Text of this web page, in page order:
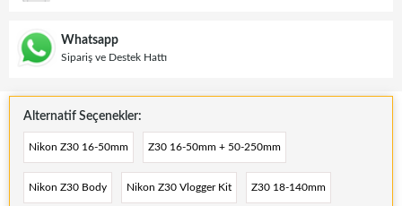
Whatsapp
Sipariş ve Destek Hattı
Alternatif Seçenekler:
Nikon Z30 16-50mm Z30 16-50mm + 50-250mm
Nikon Z30 Body Nikon Z30 Vlogger Kit Z30 18-140mm